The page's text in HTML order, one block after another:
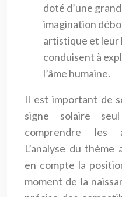
doté d’une
imagination
artistique et leur
conduisent à
l’âme humaine.
Il est important de
signe solaire
comprendre les
L’analyse du
en compte la
moment de la